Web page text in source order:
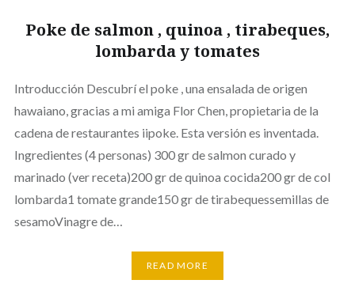
Poke de salmon , quinoa , tirabeques,
lombarda y tomates
Introducción Descubrí el poke , una ensalada de origen
hawaiano, gracias a mi amiga Flor Chen, propietaria de la
cadena de restaurantes iipoke. Esta versión es inventada.
Ingredientes (4 personas) 300 gr de salmon curado y
marinado (ver receta)200 gr de quinoa cocida200 gr de col
lombarda1 tomate grande150 gr de tirabequessemillas de
sesamoVinagre de…
READ MORE